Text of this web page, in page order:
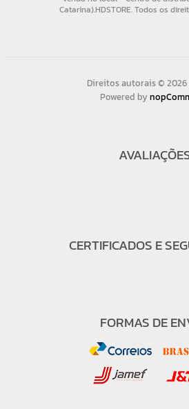
Direitos autorais © 2026
Powered by
CERTIFICADOS E
FORMAS DE